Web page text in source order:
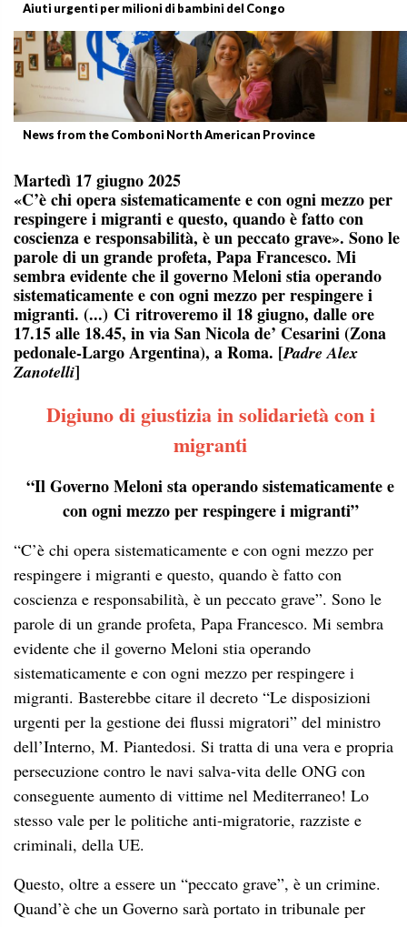
Aiuti urgenti per milioni di bambini del Congo
News from the Comboni North American Province
Martedì 17 giugno 2025
«C’è chi opera sistematicamente e con ogni mezzo per
respingere i migranti e questo, quando è fatto con
coscienza e responsabilità, è un peccato grave». Sono le
parole di un grande profeta, Papa Francesco. Mi
sembra evidente che il governo Meloni stia operando
sistematicamente e con ogni mezzo per respingere i
migranti. (...) Ci ritroveremo il 18 giugno, dalle ore
17.15 alle 18.45, in via San Nicola de’ Cesarini (Zona
pedonale-Largo Argentina), a Roma. [Padre Alex
Zanotelli]
Digiuno di giustizia in solidarietà con i
migranti
“Il Governo Meloni sta operando sistematicamente e
con ogni mezzo per respingere i migranti”
“C’è chi opera sistematicamente e con ogni mezzo per
respingere i migranti e questo, quando è fatto con
coscienza e responsabilità, è un peccato grave”. Sono le
parole di un grande profeta, Papa Francesco. Mi sembra
evidente che il governo Meloni stia operando
sistematicamente e con ogni mezzo per respingere i
migranti. Basterebbe citare il decreto “Le disposizioni
urgenti per la gestione dei flussi migratori” del ministro
dell’Interno, M. Piantedosi. Si tratta di una vera e propria
persecuzione contro le navi salva-vita delle ONG con
conseguente aumento di vittime nel Mediterraneo! Lo
stesso vale per le politiche anti-migratorie, razziste e
criminali, della UE.
Questo, oltre a essere un “peccato grave”, è un crimine.
Quand’è che un Governo sarà portato in tribunale per